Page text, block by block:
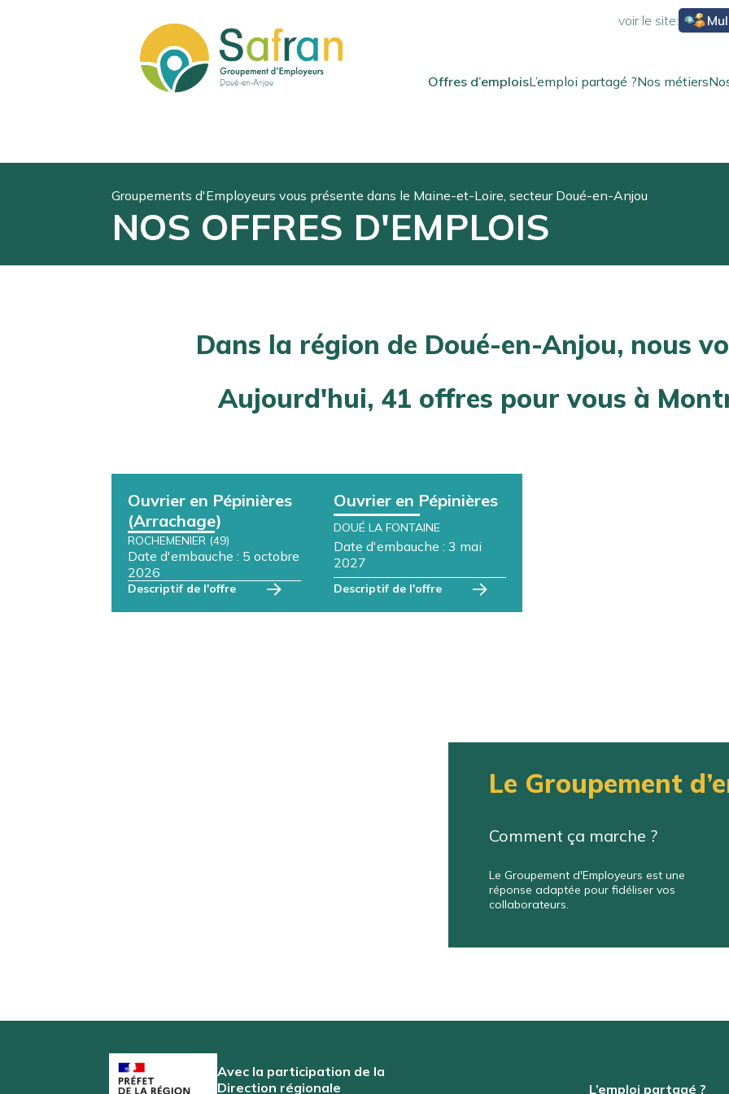
voir le site:
Offres d’emploisL’emploi partagé ?Nos métiers
Groupements d'Employeurs vous présente dans le Maine-et-Loire, secteur Doué-en-Anjou
NOS OFFRES D'EMPLOIS
Dans la région de Doué-en-Anjou, nous
Aujourd'hui,41offres pour vous àMon
Ouvrier en Pépinières
(Arrachage)
ROCHEMENIER (49)
Date d'embauche : 5 octobre
2026
Descriptif de l'offre
Ouvrier en Pépinières
DOUÉ LA FONTAINE
Date d'embauche : 3 mai
2027
Descriptif de l'offre
Le Groupement
Comment ça marche ?
Le Groupement d'Employeurs est une
réponse adaptée pour fidéliser vos
collaborateurs.
Avec la participation de la
Direction régionale
L’emploi partagé ?